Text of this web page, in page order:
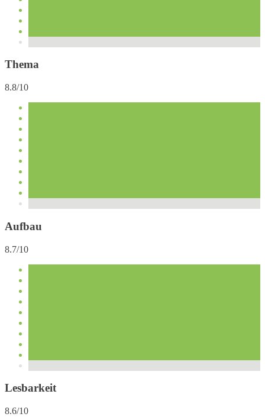
Thema
8.8/10
Aufbau
8.7/10
Lesbarkeit
8.6/10